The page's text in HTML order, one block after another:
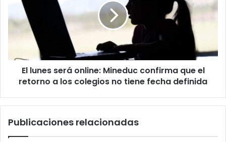
online:
Mineduc
confirma
retorno
no
fecha
El lunes será online: Mineduc confirma que el
retorno a los colegios no tiene fecha definida
Publicaciones relacionadas